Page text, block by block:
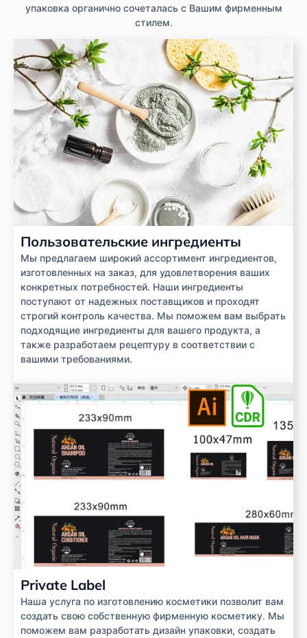
упаковка органично сочеталась с Вашим фирменным
стилем.
Пользовательские ингредиенты
Мы предлагаем широкий ассортимент ингредиентов,
изготовленных на заказ, для удовлетворения ваших
конкретных потребностей. Наши ингредиенты
поступают от надежных поставщиков и проходят
строгий контроль качества. Мы поможем вам выбрать
подходящие ингредиенты для вашего продукта, а
также разработаем рецептуру в соответствии с
вашими требованиями.
Private Label
Наша услуга по изготовлению косметики позволит вам
создать свою собственную фирменную косметику. Мы
поможем вам разработать дизайн упаковки, создать